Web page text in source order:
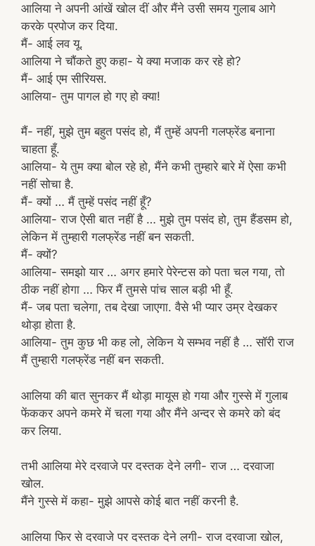
आलिया ने अपनी आंखें खोल दीं और मैंने उसी समय गुलाब आगे
करके प्रपोज कर दिया.
मैं- आई लव यू.
आलिया ने चौंकते हुए कहा- ये क्या मजाक कर रहे हो?
मैं- आई एम सीरियस.
आलिया- तुम पागल हो गए हो क्या!
मैं- नहीं, मुझे तुम बहुत पसंद हो, मैं तुम्हें अपनी गलफ्रेंड बनाना
चाहता हूँ.
आलिया- ये तुम क्या बोल रहे हो, मैंने कभी तुम्हारे बारे में ऐसा कभी
नहीं सोचा है.
मैं- क्यों … मैं तुम्हें पसंद नहीं हूँ?
आलिया- राज ऐसी बात नहीं है … मुझे तुम पसंद हो, तुम हैंडसम हो,
लेकिन में तुम्हारी गलफ्रेंड नहीं बन सकती.
मैं- क्यों?
आलिया- समझो यार … अगर हमारे पेरेन्टस को पता चल गया, तो
ठीक नहीं होगा … फिर मैं तुमसे पांच साल बड़ी भी हूँ.
मैं- जब पता चलेगा, तब देखा जाएगा. वैसे भी प्यार उम्र देखकर
थोड़ा होता है.
आलिया- तुम कुछ भी कह लो, लेकिन ये सम्भव नहीं है … सॉरी राज
मैं तुम्हारी गलफ्रेंड नहीं बन सकती.
आलिया की बात सुनकर मैं थोड़ा मायूस हो गया और गुस्से में गुलाब
फेंककर अपने कमरे में चला गया और मैंने अन्दर से कमरे को बंद
कर लिया.
तभी आलिया मेरे दरवाजे पर दस्तक देने लगी- राज … दरवाजा
खोल.
मैंने गुस्से में कहा- मुझे आपसे कोई बात नहीं करनी है.
आलिया फिर से दरवाजे पर दस्तक देने लगी- राज दरवाजा खोल,